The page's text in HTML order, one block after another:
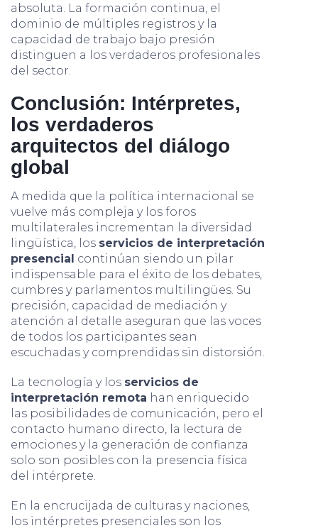
absoluta. La formación continua, el
dominio de múltiples registros y la
capacidad de trabajo bajo presión
distinguen a los verdaderos profesionales
del sector.
Conclusión: Intérpretes,
los verdaderos
arquitectos del diálogo
global
A medida que la política internacional se
vuelve más compleja y los foros
multilaterales incrementan la diversidad
lingüística, los servicios de interpretación
presencial continúan siendo un pilar
indispensable para el éxito de los debates,
cumbres y parlamentos multilingües. Su
precisión, capacidad de mediación y
atención al detalle aseguran que las voces
de todos los participantes sean
escuchadas y comprendidas sin distorsión.
La tecnología y los servicios de
interpretación remota han enriquecido
las posibilidades de comunicación, pero el
contacto humano directo, la lectura de
emociones y la generación de confianza
solo son posibles con la presencia física
del intérprete.
En la encrucijada de culturas y naciones,
los intérpretes presenciales son los